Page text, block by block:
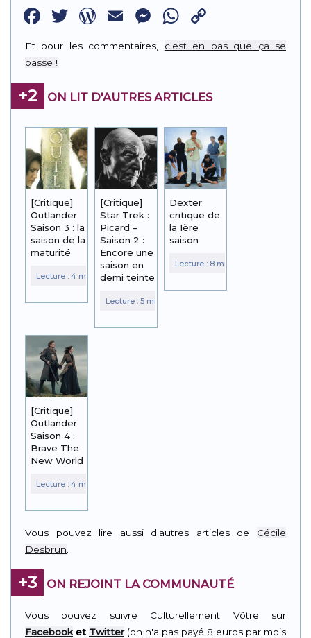
Facebook
Twitter
WordPress
EmailMessenger
WhatsApp
Link
Et pour les commentaires, c'est en bas que ça se
passe !
+2 ON LIT D'AUTRES ARTICLES
[Critique]
Outlander
Saison 3 : la
saison de la
maturité
[Critique]
Star Trek :
Picard –
Saison 2 :
Encore une
saison en
demi teinte
Dexter:
critique de
la 1ère
saison
[Critique]
Outlander
Saison 4 :
Brave The
New World
Vous pouvez lire aussi d'autres articles de Cécile
Desbrun
+3 ON REJOINT LA COMMUNAUTÉ
Vous pouvez suivre Culturellement Vôtre sur
Facebooket Twitter(on n'a pas payé 8 euros par mois